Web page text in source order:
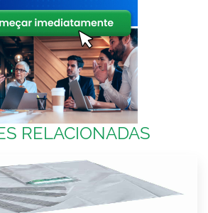
RELACIONADAS